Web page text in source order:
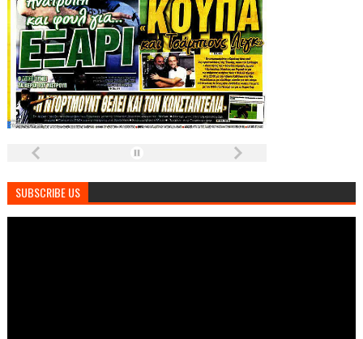
SUBSCRIBE US